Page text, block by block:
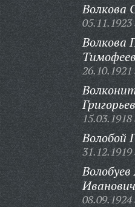
Волкова
05.11.1923
Волкова
26.10.1921
15.03.1918
Волобой
31.12.1919
08.09.1924